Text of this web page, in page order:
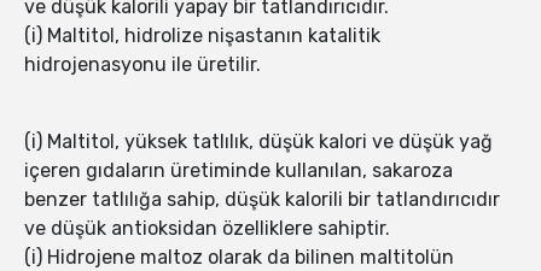
ve düşük kalorili yapay bir tatlandırıcıdır.
(i) Maltitol, hidrolize nişastanın katalitik
hidrojenasyonu ile üretilir.
(i) Maltitol, yüksek tatlılık, düşük kalori ve düşük yağ
içeren gıdaların üretiminde kullanılan, sakaroza
benzer tatlılığa sahip, düşük kalorili bir tatlandırıcıdır
ve düşük antioksidan özelliklere sahiptir.
(i) Hidrojene maltoz olarak da bilinen maltitolün